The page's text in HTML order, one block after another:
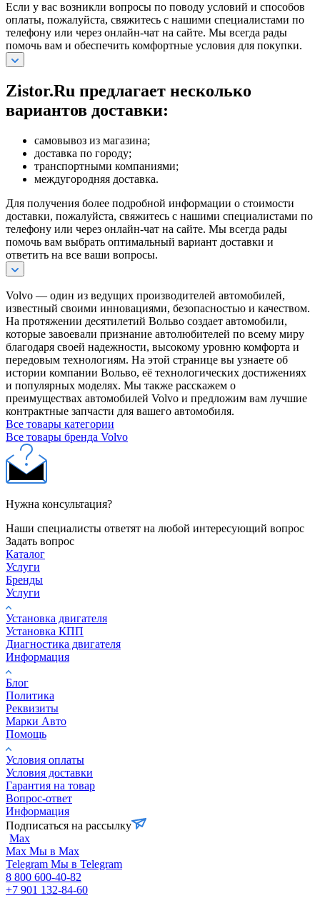
Если у вас возникли вопросы по поводу условий и способов
оплаты, пожалуйста, свяжитесь с нашими специалистами по
телефону или через онлайн-чат на сайте. Мы всегда рады
помочь вам и обеспечить комфортные условия для покупки.
Zistor.Ru предлагает несколько
вариантов доставки:
самовывоз из магазина;
доставка по городу;
транспортными компаниями;
междугородняя доставка.
Для получения более подробной информации о стоимости
доставки, пожалуйста, свяжитесь с нашими специалистами по
телефону или через онлайн-чат на сайте. Мы всегда рады
помочь вам выбрать оптимальный вариант доставки и
ответить на все ваши вопросы.
Volvo — один из ведущих производителей автомобилей,
известный своими инновациями, безопасностью и качеством.
На протяжении десятилетий Вольво создает автомобили,
которые завоевали признание автолюбителей по всему миру
благодаря своей надежности, высокому уровню комфорта и
передовым технологиям. На этой странице вы узнаете об
истории компании Вольво, её технологических достижениях
и популярных моделях. Мы также расскажем о
преимуществах автомобилей Volvo и предложим вам лучшие
контрактные запчасти для вашего автомобиля.
Все товары категории
Все товары бренда Volvo
Нужна консультация?
Наши специалисты ответят на любой интересующий вопрос
Задать вопрос
Каталог
Услуги
Бренды
Услуги
Установка двигателя
Установка КПП
Диагностика двигателя
Информация
Блог
Политика
Реквизиты
Марки Авто
Помощь
Условия оплаты
Условия доставки
Гарантия на товар
Вопрос-ответ
Информация
Подписаться на рассылку
Max
Max Мы в Max
Telegram Мы в Telegram
8 800 600-40-82
+7 901 132-84-60